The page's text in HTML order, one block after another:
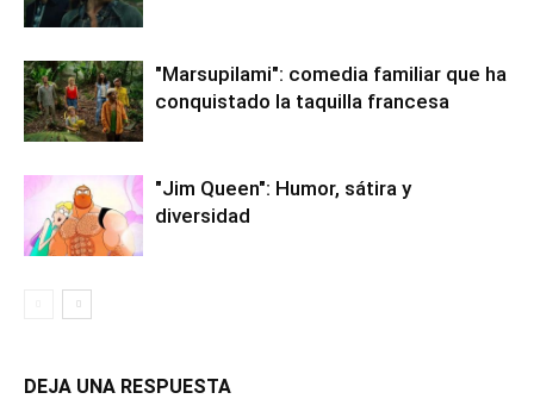
"Marsupilami": comedia familiar que ha
conquistado la taquilla francesa
"Jim Queen": Humor, sátira y
diversidad
DEJA UNA RESPUESTA